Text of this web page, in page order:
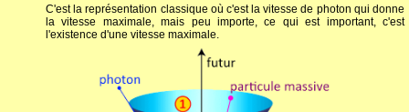
C'est la représentation classique où c'est la vitesse de photon qui donne
la vitesse maximale, mais peu importe, ce qui est important, c'est
l'existence d'une vitesse maximale.